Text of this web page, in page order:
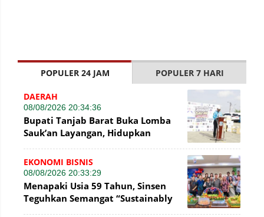
POPULER 24 JAM POPULER 7 HARI
DAERAH
08/08/2026 20:34:36
Bupati Tanjab Barat Buka Lomba
Sauk’an Layangan, Hidupkan
WFC ?
EKONOMI BISNIS
08/08/2026 20:33:29
Menapaki Usia 59 Tahun, Sinsen
Teguhkan Semangat “Sustainably